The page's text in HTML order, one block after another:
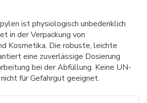
ist physiologisch unbedenklich
in der Verpackung von
Kosmetika. Die robuste, leichte
eine zuverlässige Dosierung
bei der Abfüllung. Keine UN-
für Gefahrgut geeignet.